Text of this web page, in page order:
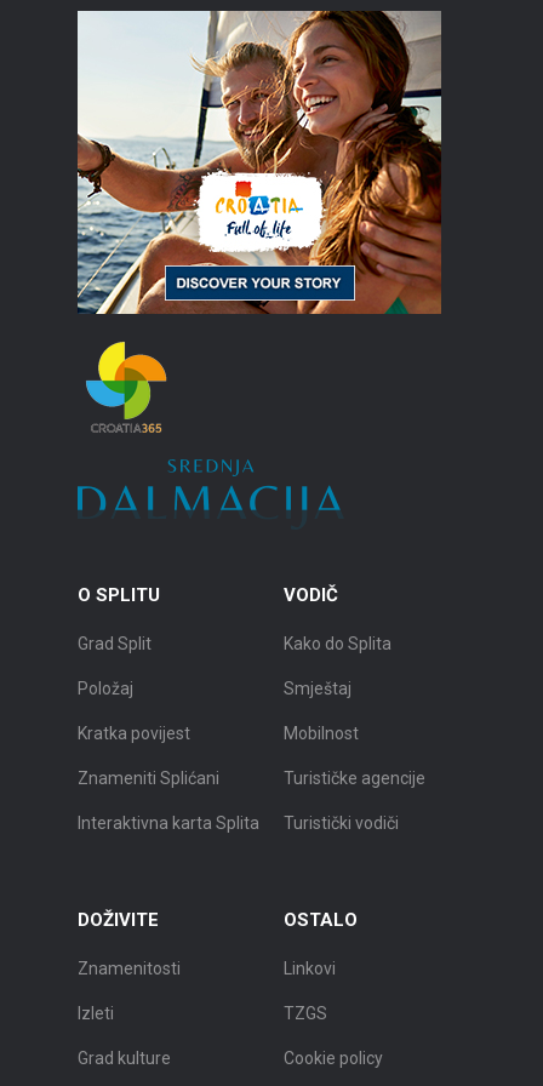
O SPLITU
Grad Split
Položaj
Kratka povijest
Znameniti Splićani
Interaktivna karta Splita
VODIČ
Kako do Splita
Smještaj
Mobilnost
Turističke agencije
Turistički vodiči
DOŽIVITE
Znamenitosti
Izleti
Grad kulture
OSTALO
Linkovi
TZGS
Cookie policy